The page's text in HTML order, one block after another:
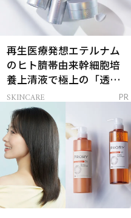
再生医療発想エテルナム
のヒト臍帯由来幹細胞培
養上清液で極上の「透明
感ハリ肌」へ
SKINCARE PR